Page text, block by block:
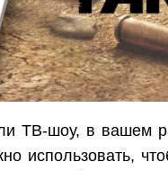
ТВ-шоу, в вашем
использовать,